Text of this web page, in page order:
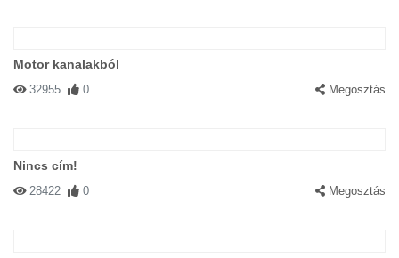
Motor kanalakból
32955 0 Megosztás
Nincs cím!
28422 0 Megosztás